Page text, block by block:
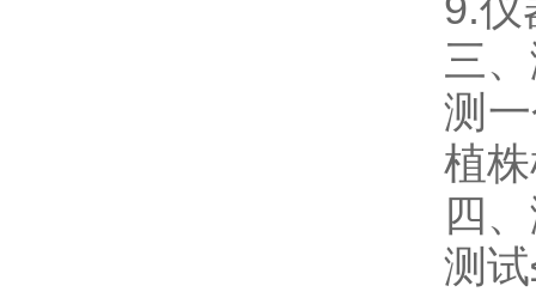
三
测
植
四
测